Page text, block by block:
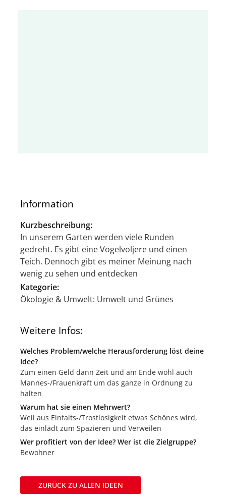
Information
Kurzbeschreibung:
In unserem Garten werden viele Runden
gedreht. Es gibt eine Vogelvoljere und einen
Teich. Dennoch gibt es meiner Meinung nach
wenig zu sehen und entdecken
Kategorie:
Ökologie & Umwelt: Umwelt und Grünes
Weitere Infos:
Welches Problem/welche Herausforderung löst deine
Idee?
Zum einen Geld dann Zeit und am Ende wohl auch
Mannes-/Frauenkraft um das ganze in Ordnung zu
halten
Warum hat sie einen Mehrwert?
Weil aus Einfalts-/Trostlosigkeit etwas Schönes wird,
das einlädt zum Spazieren und Verweilen
Wer profitiert von der Idee? Wer ist die Zielgruppe?
Bewohner
ZURÜCK ZU ALLEN IDEEN